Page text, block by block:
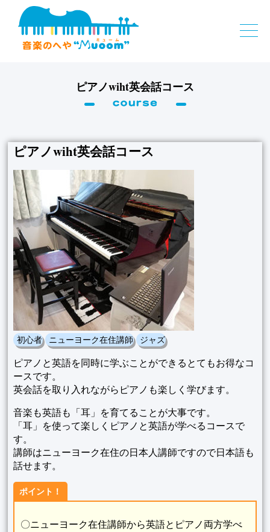
ピアノwiht英会話コース
ピアノwiht英会話コース
初心者 ニューヨーク在住講師 ジャズ
ピアノと英語を同時に学ぶことができるとてもお得なコ
ースです。
英会話を取り入れながらピアノも楽しく学びます。
音楽も英語も「耳」を育てることが大事です。
「耳」を使って楽しくピアノと英語が学べるコースで
す。
講師はニューヨーク在住の日本人講師ですので日本語も
話せます。
ポイント！
〇ニューヨーク在住講師から英語とピアノ両方学べ